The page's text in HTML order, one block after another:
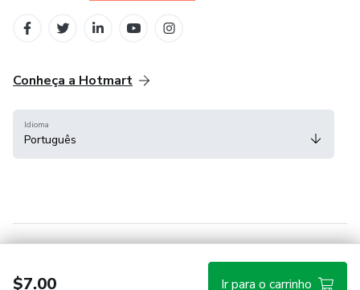
$7.00 Ir para o carrinho
Conheça a Hotmart
Idioma
Português